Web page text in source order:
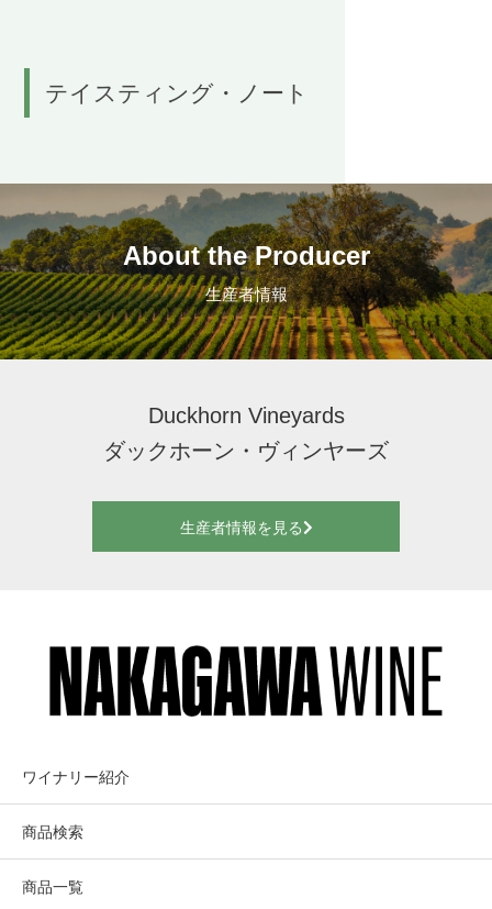
テイスティング・ノート
About the Producer
生産者情報
Duckhorn Vineyards
ダックホーン・ヴィンヤーズ
生産者情報を見る
ワイナリー紹介
商品検索
商品一覧